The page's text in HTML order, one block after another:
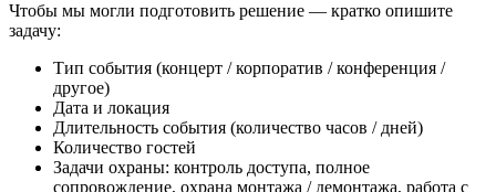
Чтобы мы могли подготовить решение — кратко опишите
задачу:
Тип события (концерт / корпоратив / конференция /
другое)
Дата и локация
Длительность события (количество часов / дней)
Количество гостей
Задачи охраны: контроль доступа, полное
сопровождение, охрана монтажа / демонтажа, работа с